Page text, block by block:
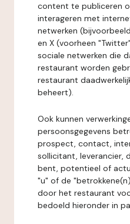
content te publiceren
interageren met
netwerken
en X (voorheen
sociale netwerken die
restaurant worden
restaurant
beheert).
Ook kunnen
persoonsgegevens
prospect, contact,
sollicitant, leverancier,
bent, potentieel of
"u" of de
door het restaurant
bedoeld hieronder in